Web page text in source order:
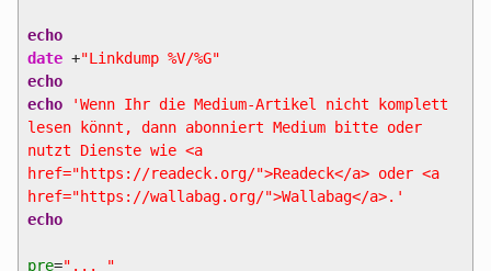
echo
date+"Linkdump %V/%G"
echo
echo
'Wenn Ihr die Medium-Artikel nicht komplett
lesen könnt, dann abonniert Medium bitte oder
nutzt Dienste wie <a
href="https://readeck.org/">Readeck</a> oder <a
href="https://wallabag.org/">Wallabag</a>.'
echo
pre="... "